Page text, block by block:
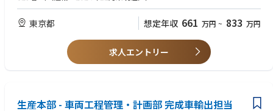
ソース強化
3) 調達企画・ガバナンス
※コスト・品質・納期を考慮した調達改善や、設備・資材の見直し提案
■本ポジションの魅力
【歓迎】
・化学/石油化学プラント設備・工事に関する知見
・工事請負契約（約款含む）や契約リスク評価の経験、法務部門等との折
・カテゴリ戦略/調達企画、購買プロセス改善、CSR調達の経験
東京都 想定年収 661 万円 ~ 833 万円
求人エントリー
生産本部 - 車両工程管理・計画部 完成車輸出担当